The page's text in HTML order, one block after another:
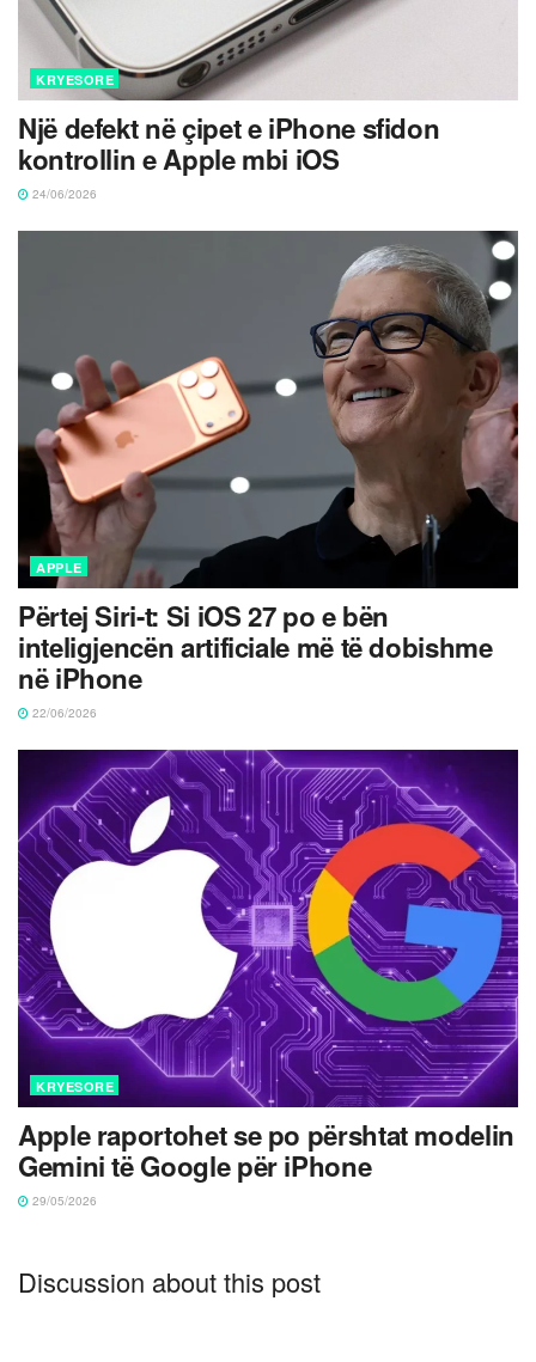
KRYESORE
Një defekt në çipet e iPhone sfidon
kontrollin e Apple mbi iOS
24/06/2026
APPLE
Përtej Siri-t: Si iOS 27 po e bën
inteligjencën artificiale më të dobishme
në iPhone
22/06/2026
KRYESORE
Apple raportohet se po përshtat modelin
Gemini të Google për iPhone
29/05/2026
Discussion about this post